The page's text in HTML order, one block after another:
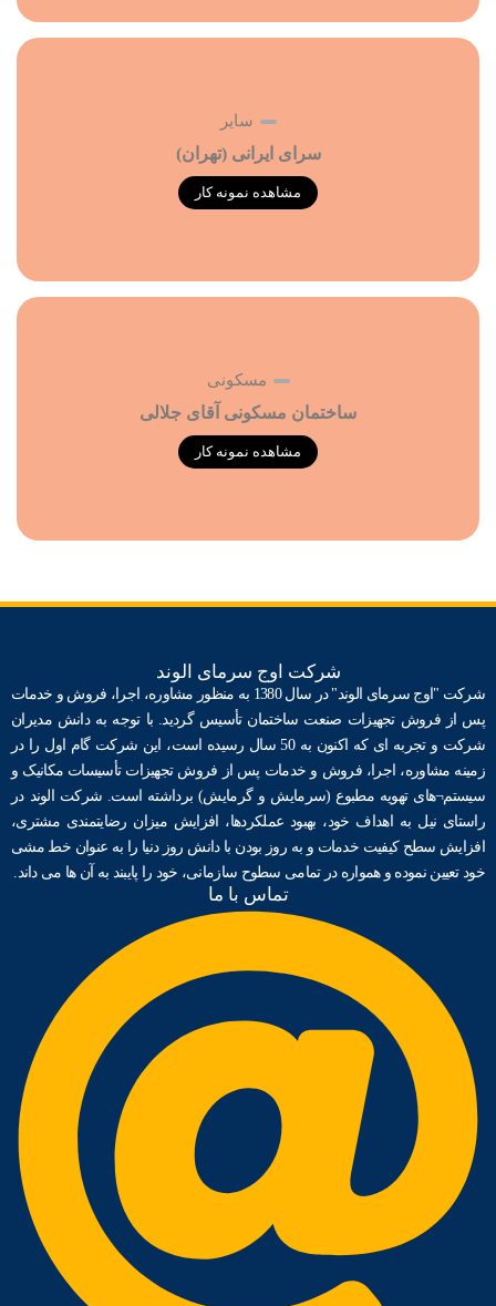
سایر
سرای ایرانی (تهران)
مشاهده نمونه کار
مسکونی
ساختمان مسکونی آقای جلالی
مشاهده نمونه کار
شرکت اوج سرمای الوند
شرکت "اوج سرمای الوند" در سال 1380 به منظور مشاوره، اجرا، فروش و خدمات
پس از فروش تجهیزات صنعت ساختمان ﺗﺄسیس گردید. با توجه به دانش مدیران
شرکت و تجربه ای که اکنون به 50 سال رسیده است، این شرکت گام اول را در
زمینه مشاوره، اجرا، فروش و خدمات پس از فروش تجهیزات ﺗﺄسیسات مکانیک و
سیستم¬های تهویه مطبوع (سرمایش و گرمایش) برداشته است. شرکت الوند در
راستای نیل به اهداف خود، بهبود عملکردها، افزایش میزان رضایتمندی مشتری،
افزایش سطح کیفیت خدمات و به روز بودن با دانش روز دنیا را به عنوان خط مشی
خود تعیین نموده و همواره در تمامی سطوح سازمانی، خود را پایبند به آن ها می داند.
تماس با ما